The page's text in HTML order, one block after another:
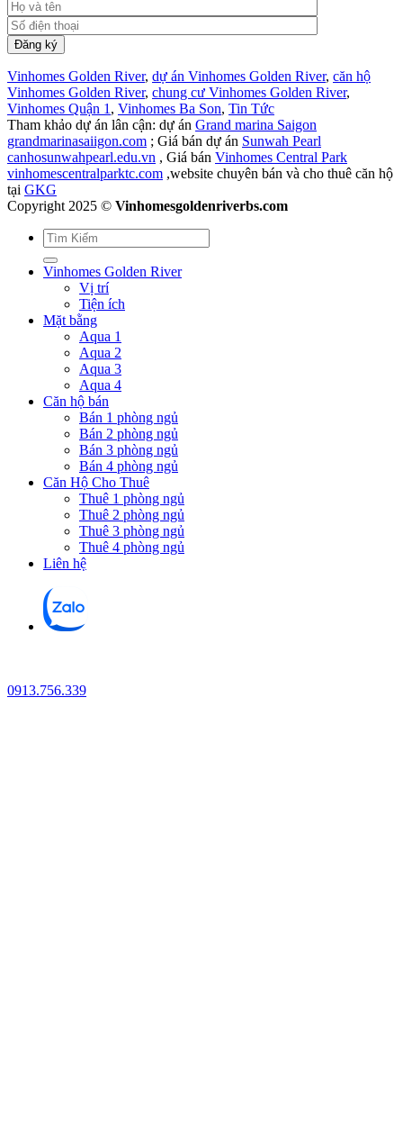
Vinhomes Golden River, dự án Vinhomes Golden River, căn hộ
Vinhomes Golden River, chung cư Vinhomes Golden River,
Vinhomes Quận 1 , Vinhomes Ba Son, Tin Tức
Tham khảo dự án lân cận: dự án Grand marina Saigon
grandmarinasaiigon.com ; Giá bán dự án Sunwah Pearl
canhosunwahpearl.edu.vn , Giá bán Vinhomes Central Park
vinhomescentralparktc.com ,website chuyên bán và cho thuê căn hộ
tại GKG
Copyright 2025 © Vinhomesgoldenriverbs.com
Vinhomes Golden River
Vị trí
Tiện ích
Mặt bằng
Aqua 1
Aqua 2
Aqua 3
Aqua 4
Căn hộ bán
Bán 1 phòng ngủ
Bán 2 phòng ngủ
Bán 3 phòng ngủ
Bán 4 phòng ngủ
Căn Hộ Cho Thuê
Thuê 1 phòng ngủ
Thuê 2 phòng ngủ
Thuê 3 phòng ngủ
Thuê 4 phòng ngủ
Liên hệ
0913.756.339